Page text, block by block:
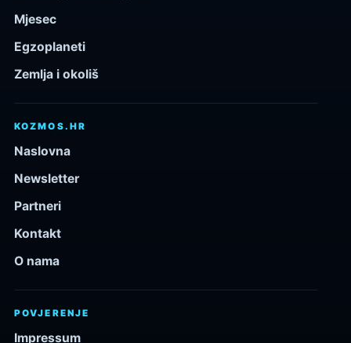
Mjesec
Egzoplaneti
Zemlja i okoliš
KOZMOS.HR
Naslovna
Newsletter
Partneri
Kontakt
O nama
POVJERENJE
Impressum